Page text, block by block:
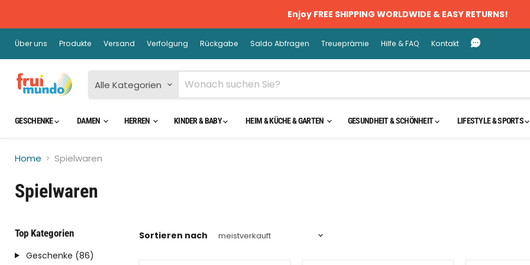
Enjoy FREE SHIPPING WORLDWIDE & EASY RETURNS!
Über uns Produkte Versand Verfolgung Rückgabe Saldo Abfragen Treueprämie Hilfe & FAQ Kontakt
Alle Kategorien
GESCHENKE DAMEN HERREN KINDER & BABY HEIM & KÜCHE & GARTEN GESUNDHEIT & SCHÖNHEIT LIFESTYLE & SPORTS
Home Spielwaren
Spielwaren
Top Kategorien
Geschenke (86)
Sortieren nach